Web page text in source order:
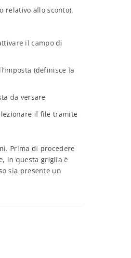
relativo allo sconto).
il campo di
(definisce la
da versare
il file tramite
Prima di procedere
in questa griglia è
sia presente un